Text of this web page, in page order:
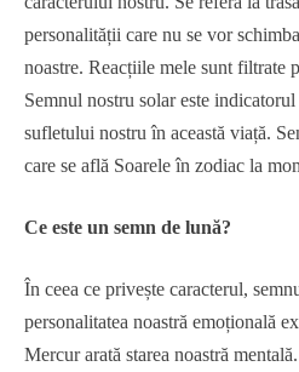
personalității care nu se vor
noastre. Reacțiile mele sunt filtrate
Semnul nostru solar este
sufletului nostru în această viață.
care se află Soarele în zodiac la
Ce este un semn de lună?
În ceea ce privește caracterul,
personalitatea noastră emoțională
Mercur arată starea noastră mentală.